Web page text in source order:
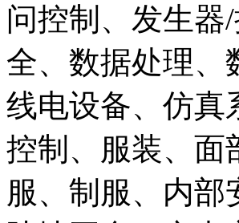
问控制、发生器
全、数据处理、
线电设备、仿真
控制、服装、面
服、制服、内